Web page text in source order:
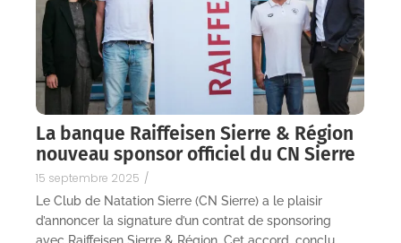
La banque Raiffeisen Sierre & Région
nouveau sponsor officiel du CN Sierre
15 septembre 2025 /
Le Club de Natation Sierre (CN Sierre) a le plaisir
d’annoncer la signature d’un contrat de sponsoring